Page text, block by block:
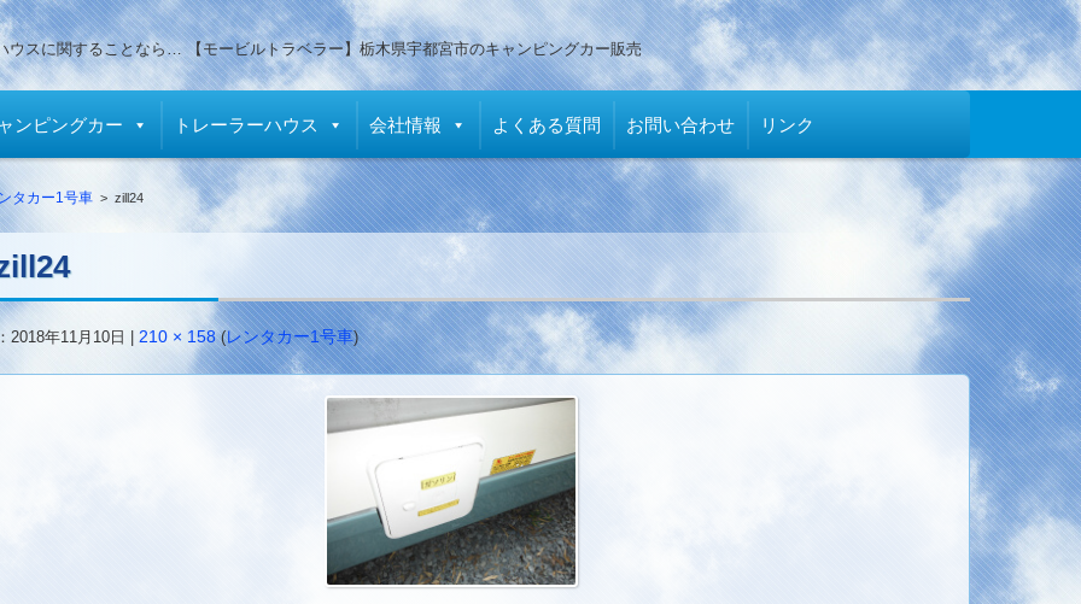
ウスに関することなら… 【モービルトラベラー】栃木県宇都宮市のキャンピングカー販売
ンピングカー トレーラーハウス 会社情報 よくある質問 お問い合わせ リンク
タカー1号車 > zill24
2018年11月10日 210 × 158(レンタカー1号車)